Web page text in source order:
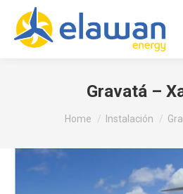
Gravatá –
You are here:
Home Instalación